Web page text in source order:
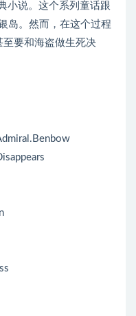
小说。这个系列童话跟
岛。然而，在这个过程
要和海盗做生死决